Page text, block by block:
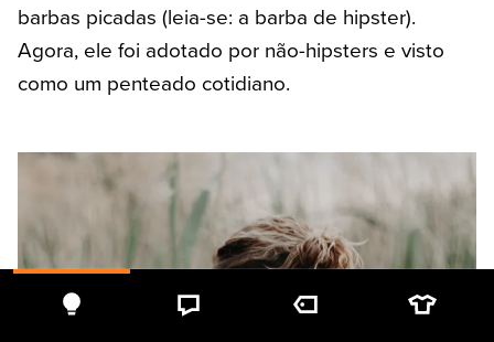
barbas picadas (leia-se: a barba de hipster).
Agora, ele foi adotado por não-hipsters e visto
como um penteado cotidiano.